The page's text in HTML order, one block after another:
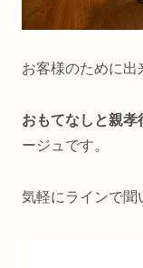
お客様のために出
おもてなしと親孝
ージュです。
気軽にラインで聞